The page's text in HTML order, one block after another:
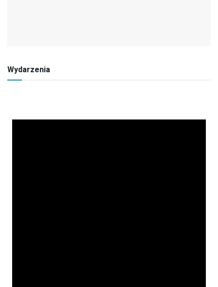
Wydarzenia